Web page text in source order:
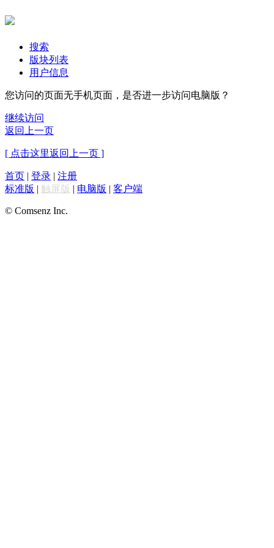
搜索
版块列表
用户信息
您访问的页面无手机页面，是否进一步访问电脑版？
继续访问
返回上一页
[ 点击这里返回上一页 ]
首页 | 登录 | 注册
标准版 | 触屏版 | 电脑版 | 客户端
© Comsenz Inc.